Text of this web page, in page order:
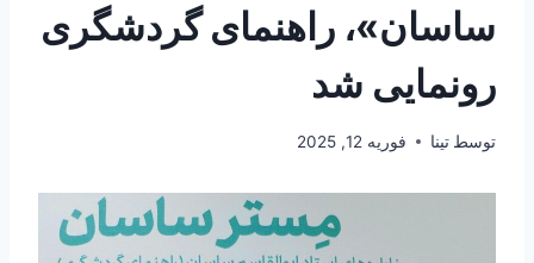
ساسان»، راهنمای گردشگری
رونمایی شد
توسط تینا فوریه 12, 2025